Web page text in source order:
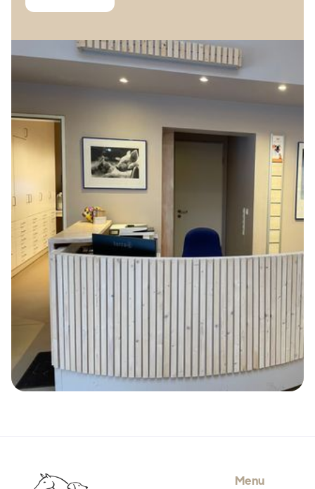
Menu